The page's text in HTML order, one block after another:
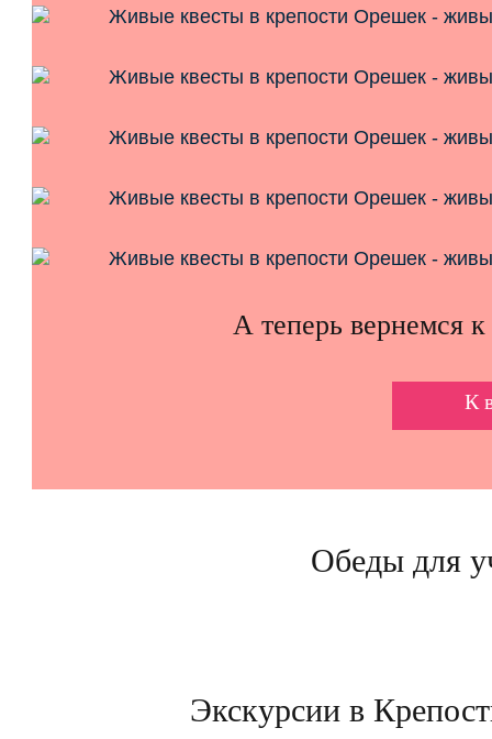
А теперь вернемся
К
Обеды для
Экскурсии в